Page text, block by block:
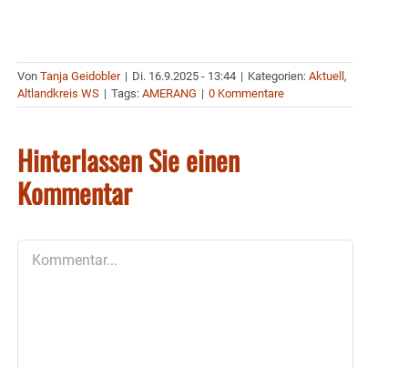
Von Tanja Geidobler | Di. 16.9.2025 - 13:44 | Kategorien: Aktuell ,
Altlandkreis WS | Tags: AMERANG | 0 Kommentare
Hinterlassen Sie einen
Kommentar